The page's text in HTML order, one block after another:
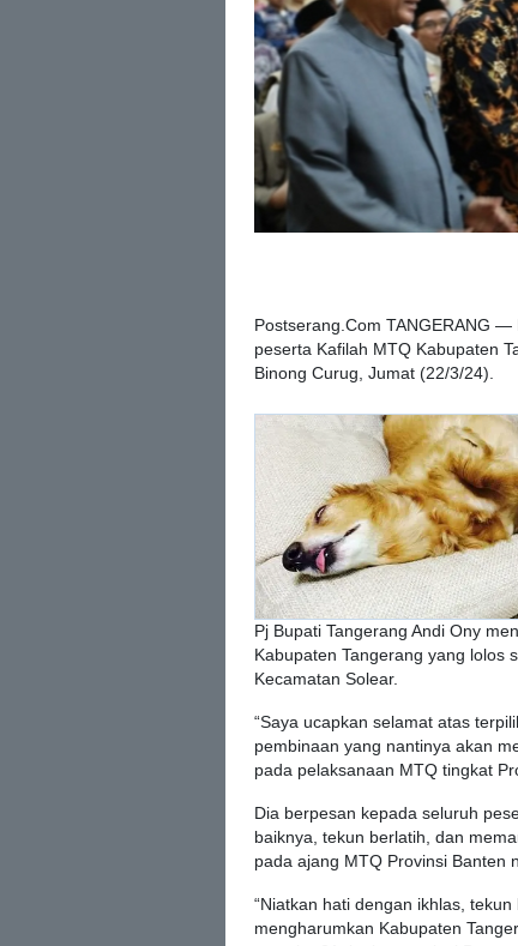
Postserang.Com TANGERANG
peserta Kafilah MTQ Kabupaten
Binong Curug, Jumat (22/3/24).
Pj Bupati Tangerang Andi Ony
Kabupaten Tangerang yang lolos
Kecamatan Solear.
“Saya ucapkan selamat atas
pembinaan yang nantinya akan
pada pelaksanaan MTQ tingkat
Dia berpesan kepada seluruh
baiknya, tekun berlatih, dan
pada ajang MTQ Provinsi Banten
“Niatkan hati dengan ikhlas,
mengharumkan Kabupaten